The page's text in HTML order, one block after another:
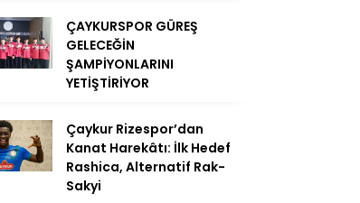
ÇAYKURSPOR GÜREŞ
GELECEĞİN
ŞAMPİYONLARINI
YETİŞTİRİYOR
Çaykur Rizespor’dan
Kanat Harekâtı: İlk Hedef
Rashica, Alternatif Rak-
Sakyi